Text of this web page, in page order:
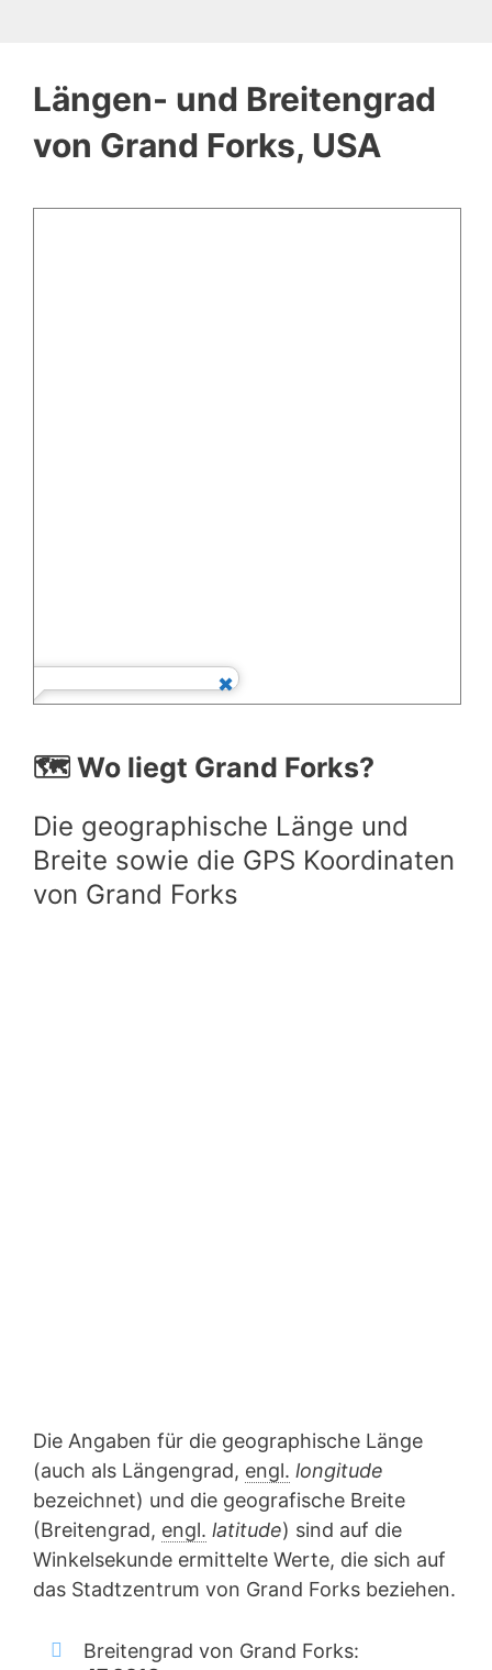
Längen- und Breitengrad
von Grand Forks, USA
🗺️ Wo liegt Grand Forks?
Die geographische Länge und
Breite sowie die GPS Koordinaten
von Grand Forks
Die Angaben für die geographische Länge
(auch als Längengrad, engl. longitude
bezeichnet) und die geografische Breite
(Breitengrad, engl. latitude) sind auf die
Winkelsekunde ermittelte Werte, die sich auf
das Stadtzentrum von Grand Forks beziehen.
Breitengrad von Grand Forks: